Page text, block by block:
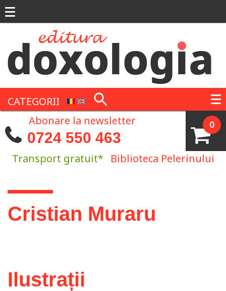
CATEGORII
0
Abonare la newsletter
0724 550 463
Transport gratuit* Biblioteca Pelerinului
Eşti aici
Cristian Muraru
Ilustrații